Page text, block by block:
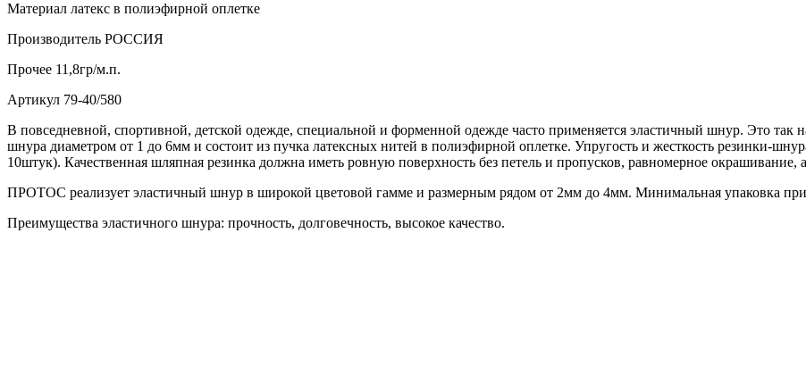
Материал латекс в полиэфирной оплетке
Производитель РОССИЯ
Прочее 11,8гр/м.п.
Артикул 79-40/580
В повседневной, спортивной, детской одежде, специальной и форменной одежде часто применяется эластичный шнур. Это так
шнура диаметром от 1 до 6мм и состоит из пучка латексных нитей в полиэфирной оплетке. Упругость и жесткость резинки-
10штук). Качественная шляпная резинка должна иметь ровную поверхность без петель и пропусков, равномерное
ПРОТОС реализует эластичный шнур в широкой цветовой гамме и размерным рядом от 2мм до 4мм. Минимальная упаковка
Преимущества эластичного шнура: прочность, долговечность, высокое качество.